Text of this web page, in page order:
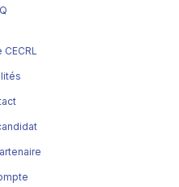
CECRL